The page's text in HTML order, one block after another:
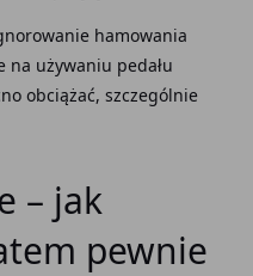
hamowania
na używaniu pedału
obciążać, szczególnie
– jak
pewnie